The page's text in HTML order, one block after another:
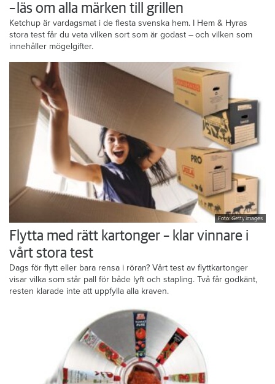
– läs om alla märken till grillen
Ketchup är vardagsmat i de flesta svenska hem. I Hem & Hyras
stora test får du veta vilken sort som är godast – och vilken som
innehåller mögelgifter.
Foto: Getty Images
Flytta med rätt kartonger – klar vinnare i
vårt stora test
Dags för flytt eller bara rensa i röran? Vårt test av flyttkartonger
visar vilka som står pall för både lyft och stapling. Två får godkänt,
resten klarade inte att uppfylla alla kraven.